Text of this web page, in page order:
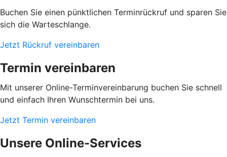
Buchen Sie einen pünktlichen Terminrückruf und sparen Sie
sich die Warteschlange.
Jetzt Rückruf vereinbaren
Termin vereinbaren
Mit unserer Online-Terminvereinbarung buchen Sie schnell
und einfach Ihren Wunschtermin bei uns.
Jetzt Termin vereinbaren
Unsere Online-Services